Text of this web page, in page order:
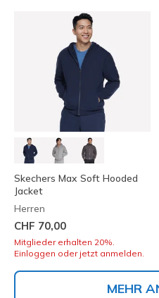
Skechers Max Soft Hooded
Jacket
Herren
CHF 70,00
Mitglieder erhalten 20%.
Einloggen oder jetzt anmelden.
MEHR